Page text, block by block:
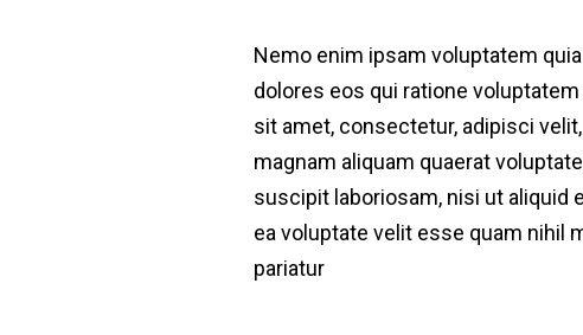
Nemo enim ipsam voluptatem
dolores eos qui ratione
sit amet, consectetur, adipisci
magnam aliquam quaerat
suscipit laboriosam, nisi ut aliquid
ea voluptate velit esse quam nihil
pariatur